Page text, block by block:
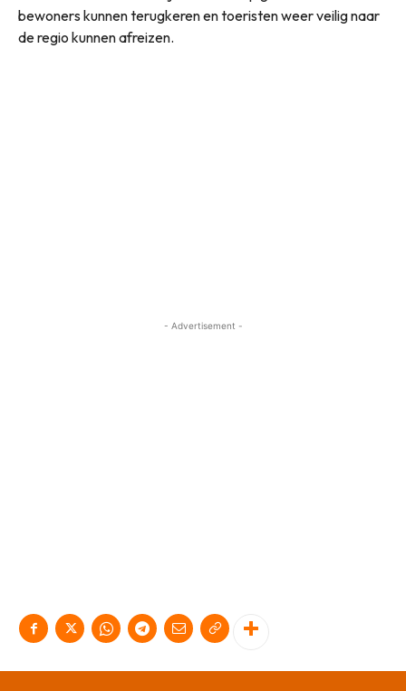
bewoners kunnen terugkeren en toeristen weer veilig naar
de regio kunnen afreizen.
- Advertisement -